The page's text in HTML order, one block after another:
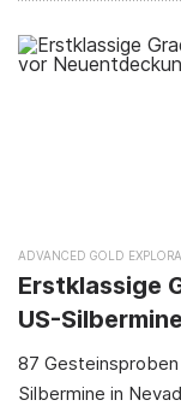
ADVANCED GOLD
Erstklassige
US-
87
Silbermine in